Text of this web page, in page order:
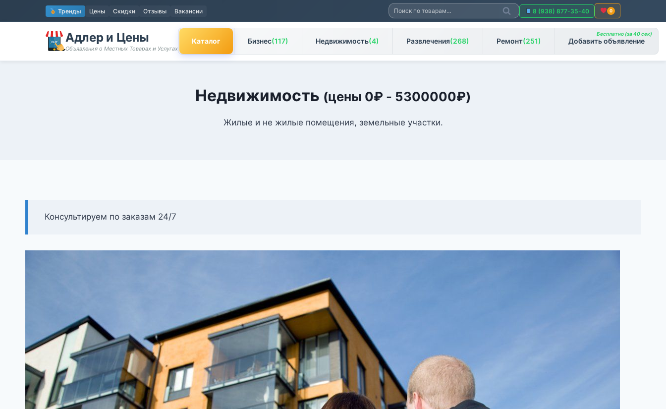
к
содержимому
Тренды Цены Скидки Отзывы Вакансии Искать:
Поиск
8 (938) 877-35-40 0
Адлер и Цены
Объявления о Местных Товарах и Услугах
Каталог Бизнес(117) Недвижимость(4) Развлечения(268) Ремонт(251) Добавить объявление
Бесплатно (за 40 сек)
Недвижимость (цены 0₽ - 5300000₽)
Жилые и не жилые помещения, земельные участки.
Консультируем по заказам 24/7